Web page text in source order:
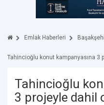
Emlak Haberleri
Tahincioğlu konut kampanyasına 3
Tahincioğlu
3 projeyle dahil